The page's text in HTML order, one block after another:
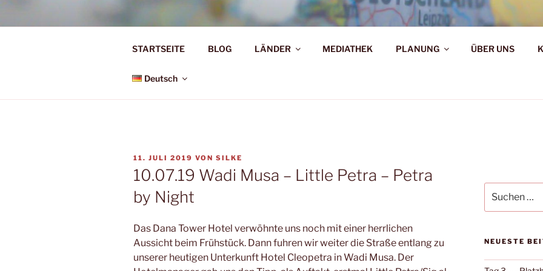
Zum
Ü50 EIN JAHR DIE WELT
STARTSEITE BLOG LÄNDER MEDIATHEK PLANUNG ÜBER UNS
Deutsch
VERÖFFENTLICHT
AM
11. JULI 2019 VON SILKE
10.07.19 Wadi Musa – Little Petra – Petra
by Night
Das Dana Tower Hotel verwöhnte uns noch mit einer herrlichen
Aussicht beim Frühstück. Dann fuhren wir weiter die Straße entlang zu
unserer heutigen Unterkunft Hotel Cleopetra in Wadi Musa. Der
nach:
NEUESTE